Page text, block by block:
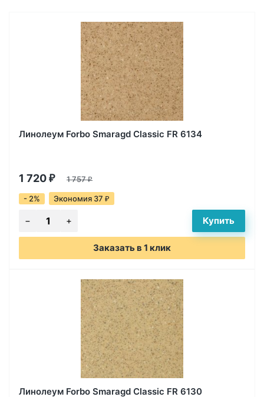
Линолеум Forbo Smaragd Classic FR 6134
1 720 ₽ 1 757₽
- 2% Экономия 37 ₽
Заказать в 1 клик
Линолеум Forbo Smaragd Classic FR 6130